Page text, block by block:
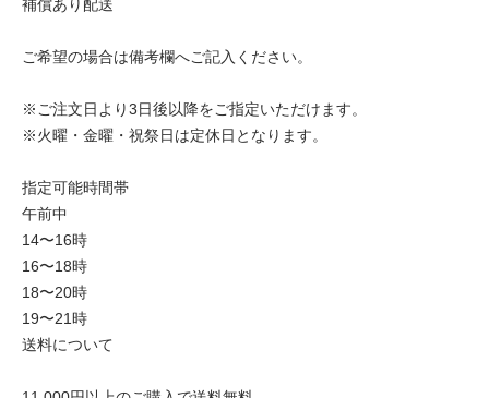
補償あり配送
ご希望の場合は備考欄へご記入ください。
※ご注文日より3日後以降をご指定いただけます。
※火曜・金曜・祝祭日は定休日となります。
指定可能時間帯
午前中
14〜16時
16〜18時
18〜20時
19〜21時
送料について